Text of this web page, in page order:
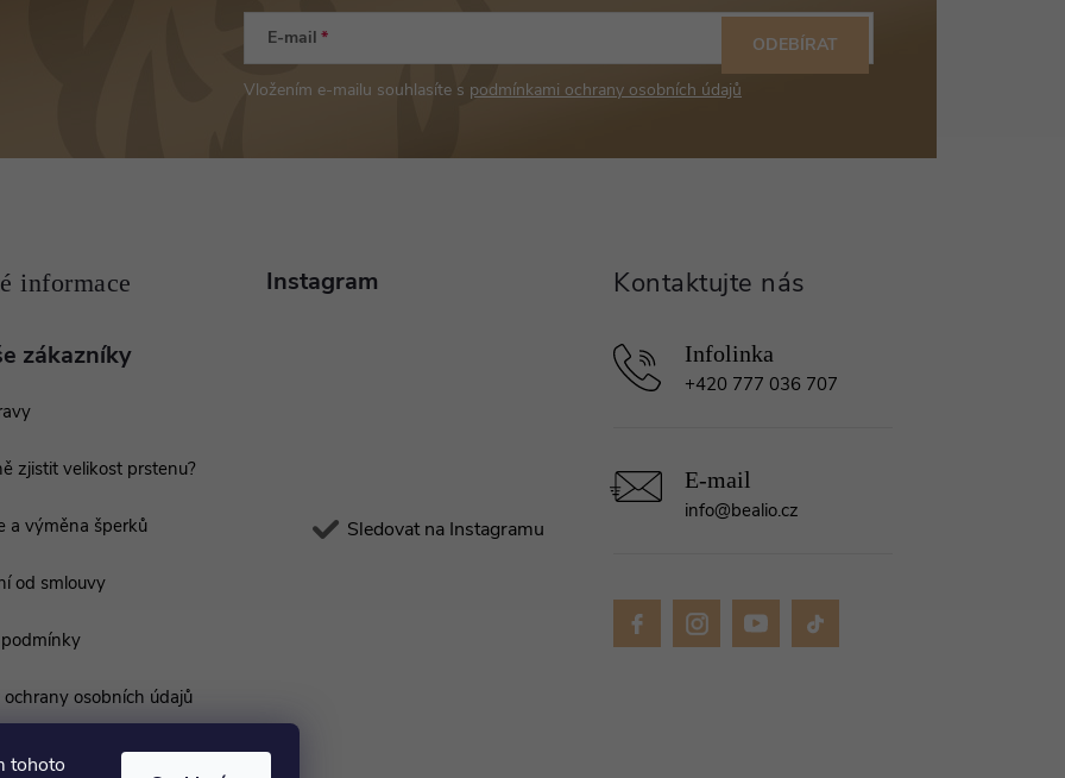
tohoto
E-mail
Vložením e-mailu souhlasíte s podmínkami ochrany osobních údajů
ODEBÍRAT
zákazníky
zjistit velikost prstenu?
a výměna šperků
od smlouvy
osobních údajů
Instagram
Sledovat na Instagramu
info@bealio.cz
+420 777 036 707